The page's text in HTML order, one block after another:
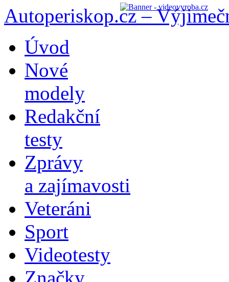
Autoperiskop.cz –
obsahu
webu
Úvod
Nové
modely
Redakční
testy
Zprávy
a zajímavosti
Veteráni
Sport
Videotesty